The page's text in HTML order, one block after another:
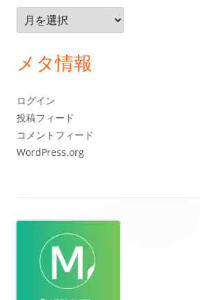
ー
イ
メタ情報
ログイン
投稿フィード
コメントフィード
WordPress.org